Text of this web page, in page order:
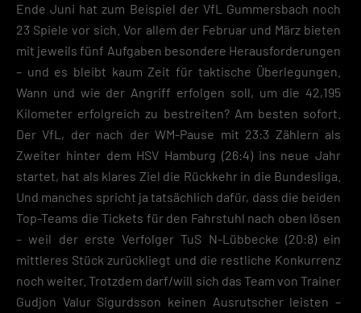
Ende Juni hat zum Beispiel der VfL Gummersbach noch
23 Spiele vor sich. Vor allem der Februar und März bieten
mit jeweils fünf Aufgaben besondere Herausforderungen
– und es bleibt kaum Zeit für taktische Überlegungen.
Wann und wie der Angriff erfolgen soll, um die 42,195
Kilometer erfolgreich zu bestreiten? Am besten sofort.
Der VfL, der nach der WM-Pause mit 23:3 Zählern als
Zweiter hinter dem HSV Hamburg (26:4) ins neue Jahr
startet, hat als klares Ziel die Rückkehr in die Bundesliga.
Und manches spricht ja tatsächlich dafür, dass die beiden
Top-Teams die Tickets für den Fahrstuhl nach oben lösen
– weil der erste Verfolger TuS N-Lübbecke (20:8) ein
mittleres Stück zurückliegt und die restliche Konkurrenz
noch weiter. Trotzdem darf/will sich das Team von Trainer
Gudjon Valur Sigurdsson keinen Ausrutscher leisten –